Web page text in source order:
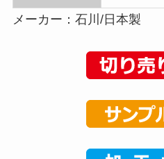
メーカー：石川/日本製